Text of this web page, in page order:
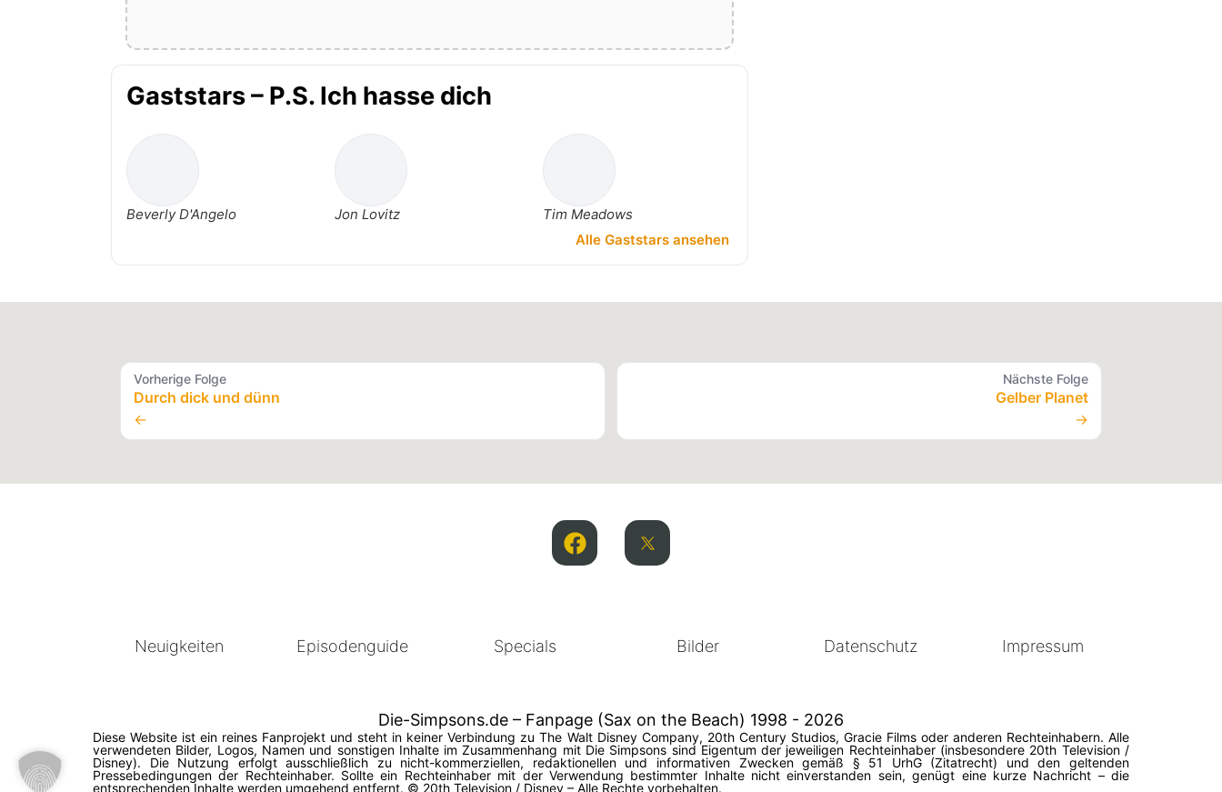
Gaststars – P.S. Ich hasse dich
Beverly D'Angelo Jon Lovitz
Tim Meadows
Alle Gaststars ansehen
Vorherige Folge
Durch dick und dünn
←
Nächste Folge
Gelber Planet
→
Neuigkeiten Episodenguide Specials Bilder Datenschutz Impressum
Die-Simpsons.de – Fanpage (Sax on the Beach) 1998 - 2026
Diese Website ist ein reines Fanprojekt und steht in keiner Verbindung zu The Walt Disney Company, 20th Century Studios, Gracie Films oder anderen Rechteinhabern. Alle
verwendeten Bilder, Logos, Namen und sonstigen Inhalte im Zusammenhang mit Die Simpsons sind Eigentum der jeweiligen Rechteinhaber (insbesondere 20th Television /
Disney). Die Nutzung erfolgt ausschließlich zu nicht-kommerziellen, redaktionellen und informativen Zwecken gemäß § 51 UrhG (Zitatrecht) und den geltenden
Pressebedingungen der Rechteinhaber. Sollte ein Rechteinhaber mit der Verwendung bestimmter Inhalte nicht einverstanden sein, genügt eine kurze Nachricht – die
entsprechenden Inhalte werden umgehend entfernt. © 20th Television / Disney – Alle Rechte vorbehalten.